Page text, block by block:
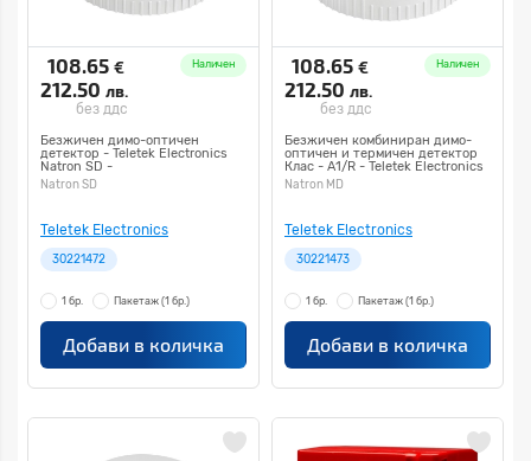
108.65 €
212.50 лв.
без ддс
Наличен
Безжичен димо-оптичен
детектор - Teletek Electronics
Natron SD -
Natron SD
Teletek Electronics
30221472
1 бр. Пакетаж (1 бр.)
Добави в количка
108.65 €
212.50 лв.
без ддс
Наличен
Безжичен комбиниран димо-
оптичен и термичен детектор
Клас - A1/R - Teletek Electronics
Natron MD -
Natron MD
Teletek Electronics
30221473
1 бр. Пакетаж (1 бр.)
Добави в количка